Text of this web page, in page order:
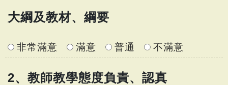
大綱及教材、綱要
非常滿意 滿意 普通 不滿意
2、教師教學態度負責、認真